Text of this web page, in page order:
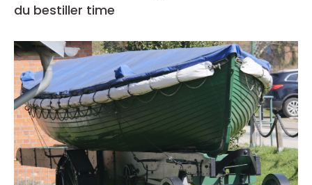
du bestiller time